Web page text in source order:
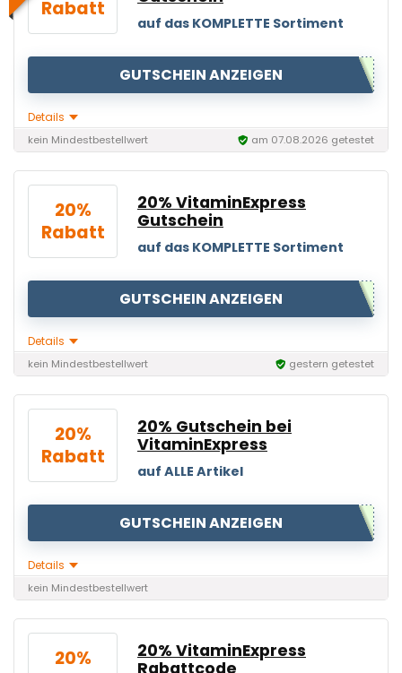
Rabatt
auf das KOMPLETTE Sortiment
GUTSCHEIN ANZEIGEN
Details
kein Mindestbestellwert am 07.08.2026 getestet
20%
Rabatt
20% VitaminExpress
Gutschein
auf das KOMPLETTE Sortiment
GUTSCHEIN ANZEIGEN
Details
kein Mindestbestellwert gestern getestet
20%
Rabatt
20% Gutschein bei
VitaminExpress
auf ALLE Artikel
GUTSCHEIN ANZEIGEN
Details
kein Mindestbestellwert
20%
20% VitaminExpress
Rabattcode